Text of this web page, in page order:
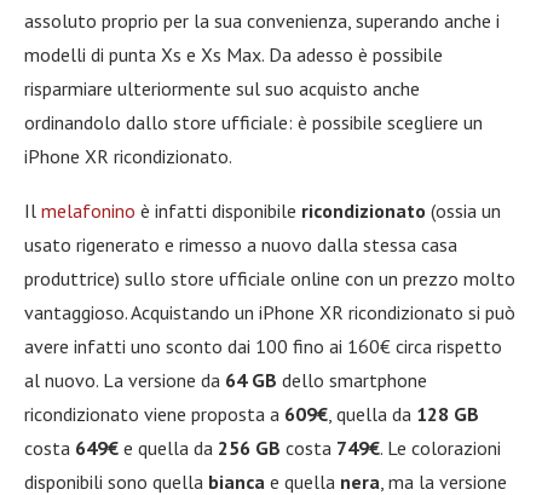
assoluto proprio per la sua convenienza, superando anche i
modelli di punta Xs e Xs Max. Da adesso è possibile
risparmiare ulteriormente sul suo acquisto anche
ordinandolo dallo store ufficiale: è possibile scegliere un
iPhone XR ricondizionato.
Il melafonino è infatti disponibile ricondizionato (ossia un
usato rigenerato e rimesso a nuovo dalla stessa casa
produttrice) sullo store ufficiale online con un prezzo molto
vantaggioso. Acquistando un iPhone XR ricondizionato si può
avere infatti uno sconto dai 100 fino ai 160€ circa rispetto
al nuovo. La versione da 64 GB dello smartphone
ricondizionato viene proposta a 609€ , quella da 128 GB
costa 649€ e quella da 256 GB costa 749€. Le colorazioni
disponibili sono quella bianca e quella nera , ma la versione